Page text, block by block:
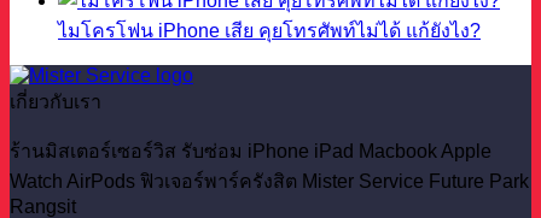
ไมโครโฟน iPhone เสีย คุยโทรศัพท์ไม่ได้ แก้ยังไง?
เกี่ยวกับเรา
ร้านมิสเตอร์เซอร์วิส รับซ่อม iPhone iPad Macbook Apple
Watch AirPods ฟิวเจอร์พาร์ครังสิต Mister Service Future Park
Rangsit